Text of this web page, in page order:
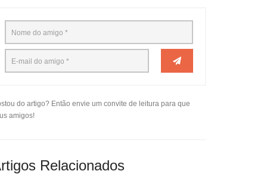
do artigo? Então envie um convite de leitura para que
amigos!
Relacionados